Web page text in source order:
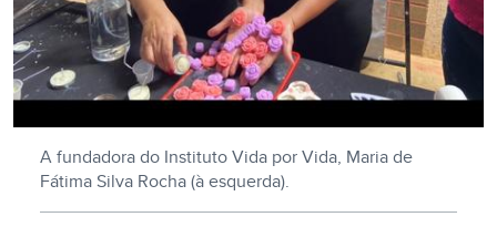
A fundadora do Instituto Vida por Vida, Maria de
Fátima Silva Rocha (à esquerda).